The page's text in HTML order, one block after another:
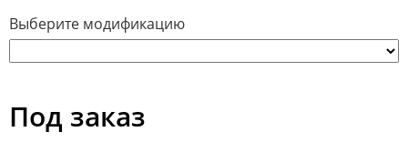
Выберите модификацию
Под заказ